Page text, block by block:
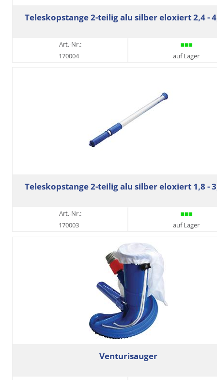
Teleskopstange 2-teilig alu silber eloxiert 2,4 -
Art.-Nr.:
170004
auf Lager
Teleskopstange 2-teilig alu silber eloxiert 1,8 -
Art.-Nr.:
170003
auf Lager
Venturisauger